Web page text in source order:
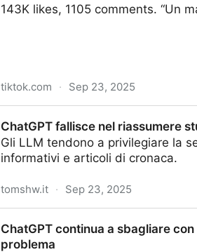
143K likes, 1105 comments. “Un
tiktok.com · Sep 23, 2025
ChatGPT fallisce nel riassumere
Gli LLM tendono a privilegiare la
informativi e articoli di cronaca.
tomshw.it · Sep 23, 2025
ChatGPT continua a sbagliare
problema